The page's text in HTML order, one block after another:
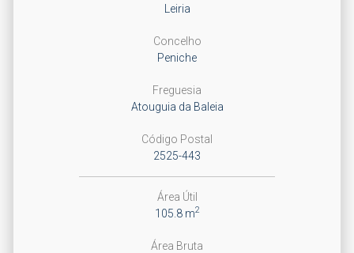
Leiria
Concelho
Peniche
Freguesia
Atouguia da Baleia
Código Postal
2525-443
Área Útil
105.8 m2
Área Bruta